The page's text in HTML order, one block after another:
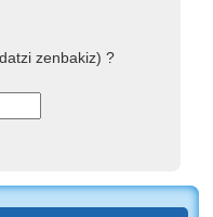
zenbakiz) ?